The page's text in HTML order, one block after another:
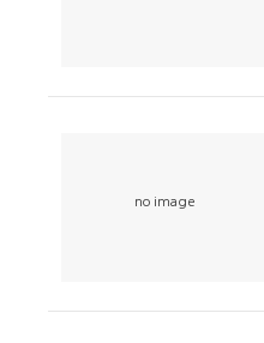
no image